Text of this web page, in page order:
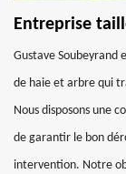
Entreprise
Gustave Soubeyrand
de haie et arbre qui
Nous disposons une
de garantir le bon
intervention. Notre